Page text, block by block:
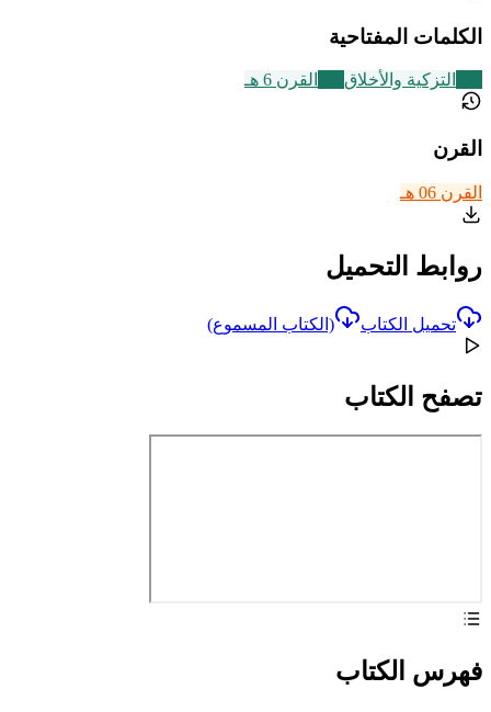
الكلمات المفتاحية
التزكية والأخلاق القرن 6 هـ
القرن
القرن 06 هـ
روابط التحميل
تحميل الكتاب (الكتاب المسموع)
تصفح الكتاب
فهرس الكتاب